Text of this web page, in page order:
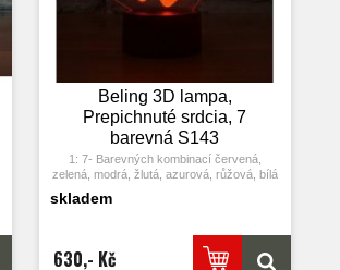
Beling 3D lampa,
Prepichnuté srdcia, 7
barevná S143
1: 7- Barevných kombinací červená,
zelená, modrá, žlutá, azurová, růžová, bílá
rozsvítí jedna barva, stisknutím tlačítka se
další barva.
3: Automaticky režim změny barvy.
Stiskněte dotykové tlačítko na poslední
skladem
630,- Kč